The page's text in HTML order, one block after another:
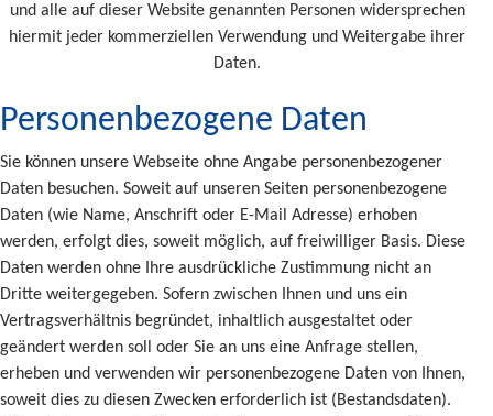
und alle auf dieser Website genannten Personen widersprechen
hiermit jeder kommerziellen Verwendung und Weitergabe ihrer
Daten.
Personenbezogene Daten
Sie können unsere Webseite ohne Angabe personenbezogener
Daten besuchen. Soweit auf unseren Seiten personenbezogene
Daten (wie Name, Anschrift oder E-Mail Adresse) erhoben
werden, erfolgt dies, soweit möglich, auf freiwilliger Basis. Diese
Daten werden ohne Ihre ausdrückliche Zustimmung nicht an
Dritte weitergegeben. Sofern zwischen Ihnen und uns ein
Vertragsverhältnis begründet, inhaltlich ausgestaltet oder
geändert werden soll oder Sie an uns eine Anfrage stellen,
erheben und verwenden wir personenbezogene Daten von Ihnen,
soweit dies zu diesen Zwecken erforderlich ist (Bestandsdaten).